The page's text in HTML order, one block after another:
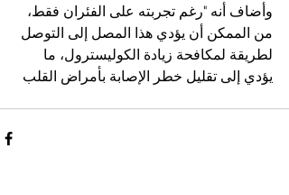
وأضاف أنه "رغم تجربته على الفئران فقط،
من الممكن أن يؤدي هذا المصل إلى التوصل
لطريقة لمكافحة زيادة الكوليسترول، ما
يؤدي إلى تقليل خطر الإصابة بأمراض القلب